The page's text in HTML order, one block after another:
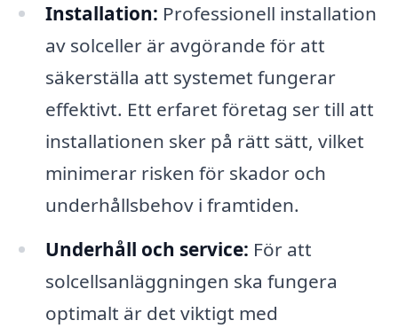
Installation: Professionell installation
av solceller är avgörande för att
säkerställa att systemet fungerar
effektivt. Ett erfaret företag ser till att
installationen sker på rätt sätt, vilket
minimerar risken för skador och
underhållsbehov i framtiden.
Underhåll och service: För att
solcellsanläggningen ska fungera
optimalt är det viktigt med